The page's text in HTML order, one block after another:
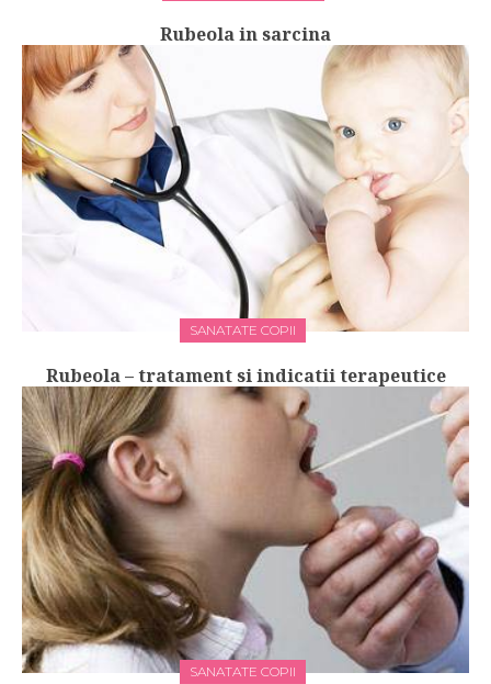
Rubeola in sarcina
SANATATE COPII
Rubeola – tratament si indicatii terapeutice
SANATATE COPII